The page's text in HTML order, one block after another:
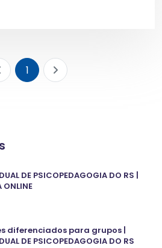
1
DE PSICOPEDAGOGIA DO RS |
ONLINE
diferenciados para grupos |
DE PSICOPEDAGOGIA DO RS